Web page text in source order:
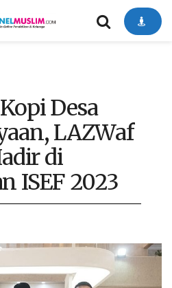
Desa
LAZWaf
di
ISEF 2023